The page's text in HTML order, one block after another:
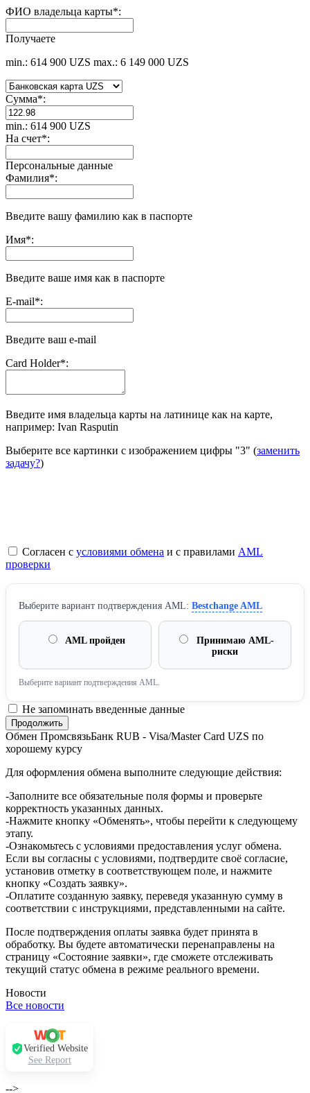
ФИО владельца карты*:
Получаете
min.: 614 900 UZS max.: 6 149 000 UZS
Сумма*:
min.: 614 900 UZS
На счет*:
Персональные данные
Фамилия*:
Введите вашу фамилию как в паспорте
Имя*:
Введите ваше имя как в паспорте
E-mail*:
Введите ваш e-mail
Сard Holder*:
Введите имя владельца карты на латинице как на карте,
например: Ivan Rasputin
Выберите все картинки с изображением цифры "3" (заменить
задачу?)
Согласен с условиями обмена и с правилами AML
проверки
Выберите вариант подтверждения AML: Bestchange AML
AML пройден
Принимаю AML-
риски
Выберите вариант подтверждения AML.
Не запоминать введенные данные
Обмен ПромсвязьБанк RUB - Visa/Master Card UZS по
хорошему курсу
Для оформления обмена выполните следующие действия:
-Заполните все обязательные поля формы и проверьте
корректность указанных данных.
-Нажмите кнопку «Обменять», чтобы перейти к следующему
этапу.
-Ознакомьтесь с условиями предоставления услуг обмена.
Если вы согласны с условиями, подтвердите своё согласие,
установив отметку в соответствующем поле, и нажмите
кнопку «Создать заявку».
-Оплатите созданную заявку, переведя указанную сумму в
соответствии с инструкциями, представленными на сайте.
После подтверждения оплаты заявка будет принята в
обработку. Вы будете автоматически перенаправлены на
страницу «Состояние заявки», где сможете отслеживать
текущий статус обмена в режиме реального времени.
Новости
Все новости
Verified Website
See Report
-->